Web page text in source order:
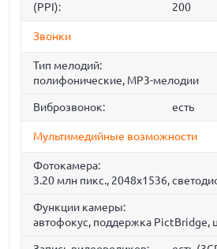
(PPI):
200
Звонки
Тип мелодий:
полифонические, MP3-мелодии
Виброзвонок: есть
Мультимедийные возможности
Фотокамера:
3.20 млн пикс., 2048x1536,
Функции камеры:
автофокус, поддержка PictBridge,